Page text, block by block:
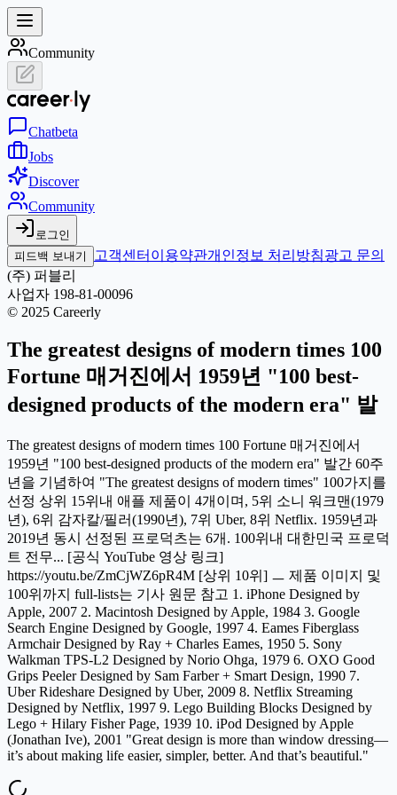
Community
Chatbeta
Jobs
Discover
Community
로그인
피드백 보내기
고객센터 이용약관개인정보 처리방침광고 문의
(주) 퍼블리
사업자 198-81-00096
© 2025 Careerly
The greatest designs of modern times 100
Fortune 매거진에서 1959년 "100 best-
designed products of the modern era" 발
The greatest designs of modern times 100 Fortune 매거진에서
1959년 "100 best-designed products of the modern era" 발간 60주
년을 기념하여 "The greatest designs of modern times" 100가지를
선정 상위 15위내 애플 제품이 4개이며, 5위 소니 워크맨(1979
년), 6위 감자칼/필러(1990년), 7위 Uber, 8위 Netflix. 1959년과
2019년 동시 선정된 프로덕츠는 6개. 100위내 대한민국 프로덕
트 전무... [공식 YouTube 영상 링크]
https://youtu.be/ZmCjWZ6pR4M [상위 10위] ㅡ 제품 이미지 및
100위까지 full-lists는 기사 원문 참고 1. iPhone Designed by
Apple, 2007 2. Macintosh Designed by Apple, 1984 3. Google
Search Engine Designed by Google, 1997 4. Eames Fiberglass
Armchair Designed by Ray + Charles Eames, 1950 5. Sony
Walkman TPS-L2 Designed by Norio Ohga, 1979 6. OXO Good
Grips Peeler Designed by Sam Farber + Smart Design, 1990 7.
Uber Rideshare Designed by Uber, 2009 8. Netflix Streaming
Designed by Netflix, 1997 9. Lego Building Blocks Designed by
Lego + Hilary Fisher Page, 1939 10. iPod Designed by Apple
(Jonathan Ive), 2001 "Great design is more than window dressing—
it’s about making life easier, simpler, better. And that’s beautiful."